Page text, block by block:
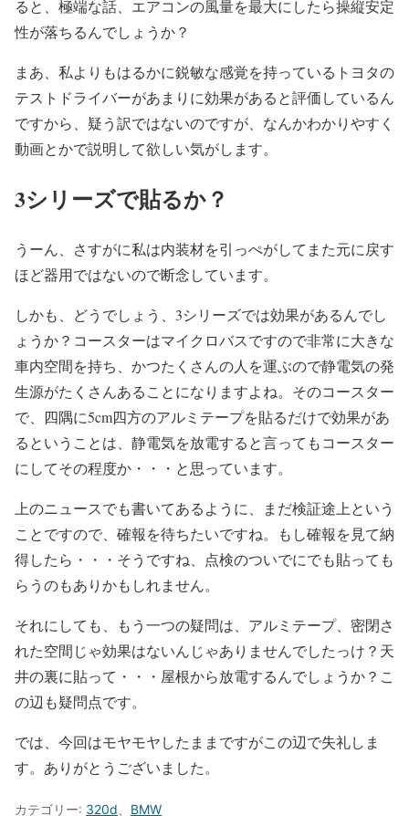
ると、極端な話、エアコンの風量を最大にしたら操縦安定
性が落ちるんでしょうか？
まあ、私よりもはるかに鋭敏な感覚を持っているトヨタの
テストドライバーがあまりに効果があると評価しているん
ですから、疑う訳ではないのですが、なんかわかりやすく
動画とかで説明して欲しい気がします。
3シリーズで貼るか？
うーん、さすがに私は内装材を引っぺがしてまた元に戻す
ほど器用ではないので断念しています。
しかも、どうでしょう、3シリーズでは効果があるんでし
ょうか？コースターはマイクロバスですので非常に大きな
車内空間を持ち、かつたくさんの人を運ぶので静電気の発
生源がたくさんあることになりますよね。そのコースター
で、四隅に5cm四方のアルミテープを貼るだけで効果があ
るということは、静電気を放電すると言ってもコースター
にしてその程度か・・・と思っています。
上のニュースでも書いてあるように、まだ検証途上という
ことですので、確報を待ちたいですね。もし確報を見て納
得したら・・・そうですね、点検のついでにでも貼っても
らうのもありかもしれません。
それにしても、もう一つの疑問は、アルミテープ、密閉さ
れた空間じゃ効果はないんじゃありませんでしたっけ？天
井の裏に貼って・・・屋根から放電するんでしょうか？こ
の辺も疑問点です。
では、今回はモヤモヤしたままですがこの辺で失礼しま
す。ありがとうございました。
カテゴリー: 320d BMW